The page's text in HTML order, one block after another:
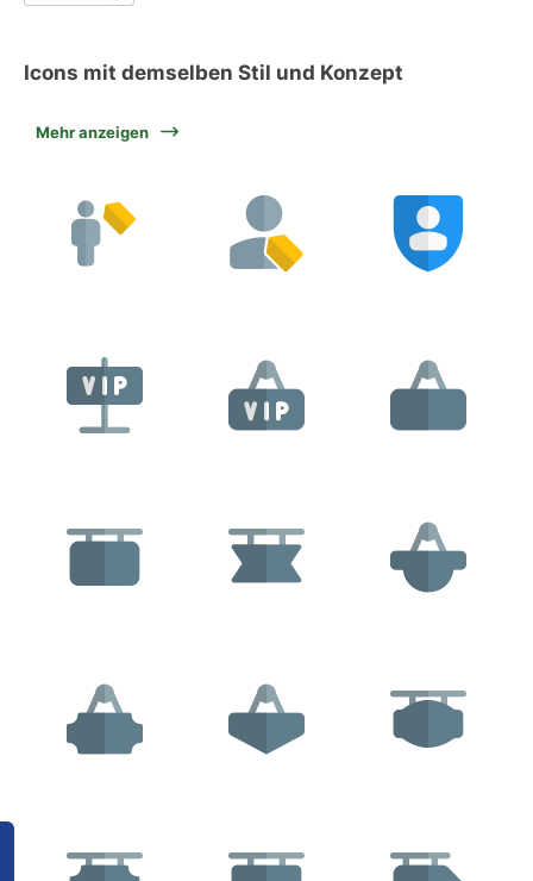
Icons mit demselben Stil und Konzept
Mehr anzeigen